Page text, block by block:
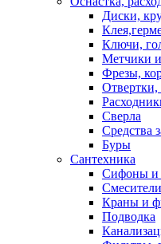
Диски,
Ключи,
Метчики
Фрезы,
Сверла
Средства
Буры
Сантехника
Сифоны и
Краны и
Подводка